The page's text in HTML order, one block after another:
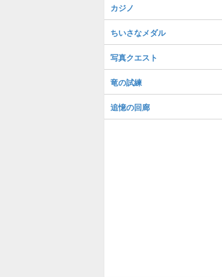
カジノ
ちいさなメダル
写真クエスト
竜の試練
追憶の回廊